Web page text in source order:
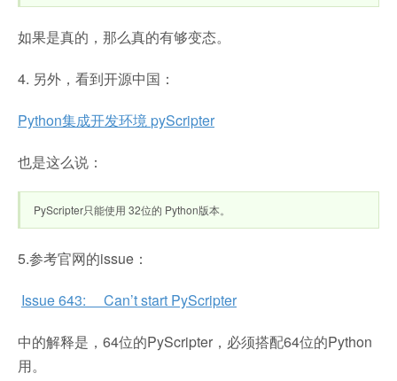
如果是真的，那么真的有够变态。
4. 另外，看到开源中国：
Python集成开发环境 pyScripter
也是这么说：
PyScripter只能使用 32位的 Python版本。
5.参考官网的issue：
Issue 643: Can’t start PyScripter
中的解释是，64位的PyScripter，必须搭配64位的Python
用。